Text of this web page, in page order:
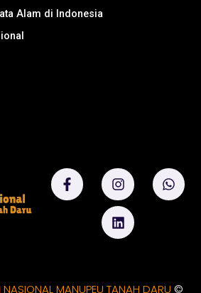
Alam di Indonesia
MANUPEU TANAH DARU ©